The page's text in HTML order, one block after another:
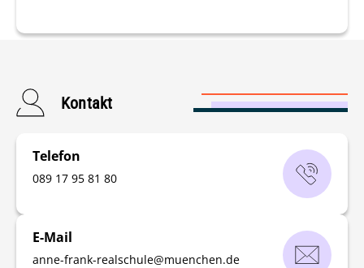
Kontakt
Telefon
089 17 95 81 80
E-Mail
anne-frank-realschule@muenchen.de